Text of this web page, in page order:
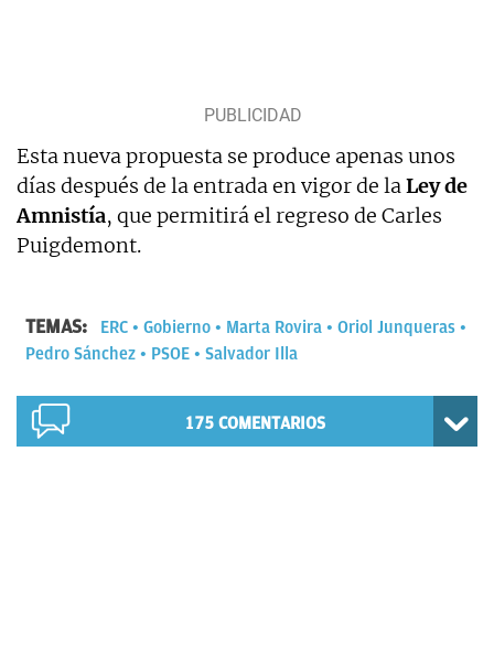
Esta nueva propuesta se produce apenas unos
días después de la entrada en vigor de laLey de
Amnistía, que permitirá el regreso de Carles
Puigdemont.
TEMAS: ERC Gobierno Marta Rovira
Oriol Junqueras
Pedro Sánchez
PSOE Salvador Illa
175 COMENTARIOS